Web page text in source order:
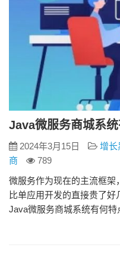
Java微服务商城系统
2024年3月15日 增长
商
789
微服务作为现在的主流框架
比单应用开发的直接贵了好
Java微服务商城系统有何
简单来说有这三点：部署